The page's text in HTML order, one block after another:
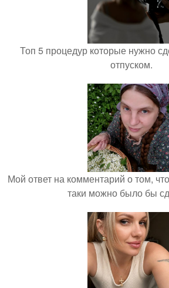
Топ 5 процедур которые нужно
отпуском.
Мой ответ на комментарий о том,
таки можно было бы